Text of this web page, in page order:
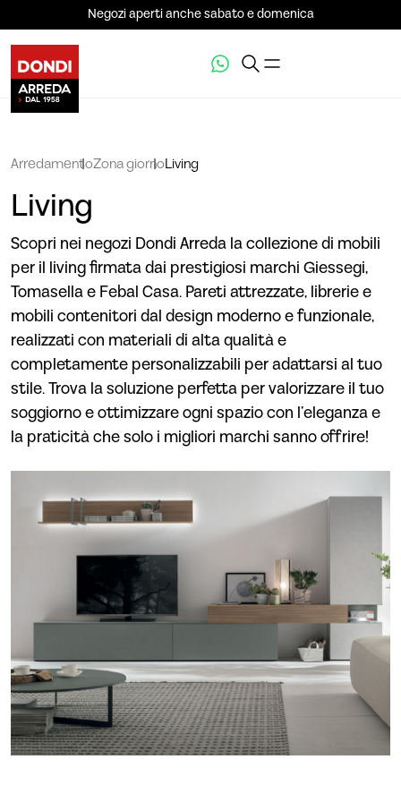
Negozi aperti anche sabato e domenica
ArredamentoZona giornoLiving
Living
Scopri nei negozi Dondi Arreda la collezione di mobili
per il living firmata dai prestigiosi marchi Giessegi,
Tomasella e Febal Casa. Pareti attrezzate, librerie e
mobili contenitori dal design moderno e funzionale,
realizzati con materiali di alta qualità e
completamente personalizzabili per adattarsi al tuo
stile. Trova la soluzione perfetta per valorizzare il tuo
soggiorno e ottimizzare ogni spazio con l’eleganza e
la praticità che solo i migliori marchi sanno offrire!